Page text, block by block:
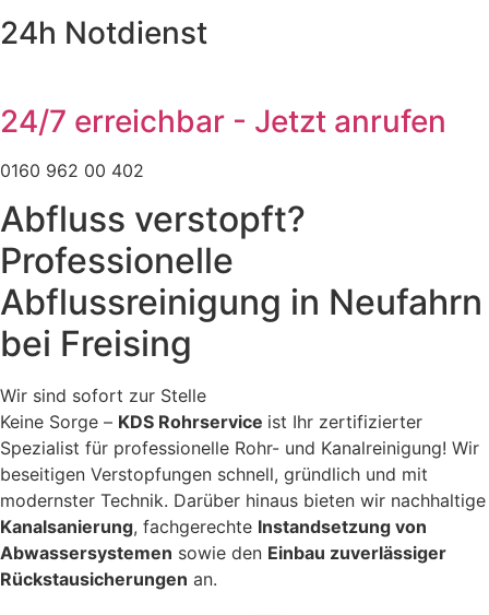
24h Notdienst
24/7 erreichbar - Jetzt anrufen
0160 962 00 402
Abfluss verstopft?
Professionelle
Abflussreinigung in Neufahrn
bei Freising
Wir sind sofort zur Stelle
Keine Sorge – KDS Rohrservice ist Ihr zertifizierter
Spezialist für professionelle Rohr- und Kanalreinigung! Wir
beseitigen Verstopfungen schnell, gründlich und mit
modernster Technik. Darüber hinaus bieten wir nachhaltige
Kanalsanierung, fachgerechte Instandsetzung von
Abwassersystemen sowie den Einbau zuverlässiger
Rückstausicherungen an.